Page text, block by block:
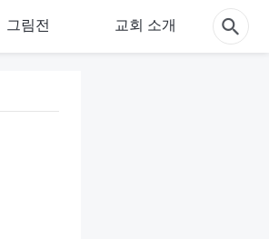
그림전 교회 소개